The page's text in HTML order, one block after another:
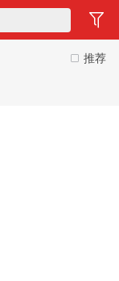
推荐